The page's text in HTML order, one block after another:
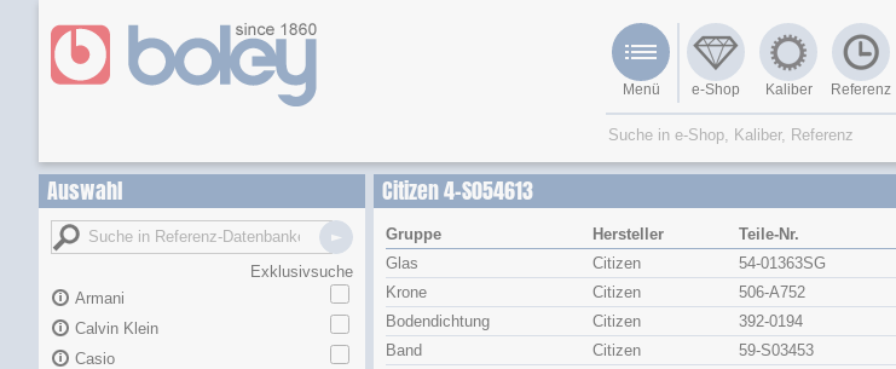
Menü e-Shop Kaliber Referenz
Auswahl
Exklusivsuche
Armani
Calvin Klein
Casio
Citizen 4-S054613
Gruppe Hersteller Teile-Nr.
Glas
Citizen 54-01363SG
Krone
Citizen 506-A752
Bodendichtung
Citizen 392-0194
Band
Citizen 59-S03453